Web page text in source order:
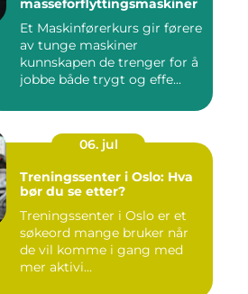
masseforflyttingsmaskiner
Et Maskinførerkurs gir førere
av tunge maskiner
kunnskapen de trenger for å
jobbe både trygt og effe...
06. jul
Treningssenter i Oslo: Hva
bør du se etter?
Treningssenter i Oslo er et
søkeord mange bruker når
de vil komme i gang med
mer aktivi...